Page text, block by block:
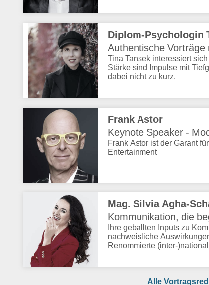
Diplom-Psychologin
Authentische Vorträge
Tina Tansek interessiert
Stärke sind Impulse mit
dabei nicht zu kurz.
Frank Astor
Keynote Speaker -
Frank Astor ist der Garant
Entertainment
Mag. Silvia Agha-
Kommunikation, die
Ihre geballten Inputs zu
nachweisliche
Renommierte (inter-
Alle